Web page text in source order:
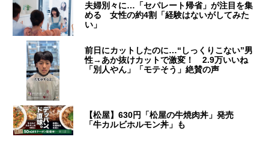
夫婦別々に…「セパレート帰省」が注目を集
める 女性の約4割「経験はないがしてみた
い」
前日にカットしたのに…“しっくりこない”男
性→あか抜けカットで激変！ 2.9万いいね
「別人やん」「モテそう」絶賛の声
【松屋】630円「松屋の牛焼肉丼」発売
「牛カルビホルモン丼」も